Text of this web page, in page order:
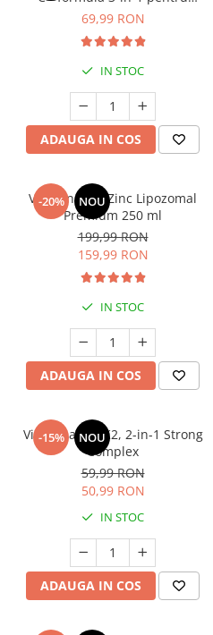
alergii respiratorii și
69,99 RON
IN STOC
ADAUGA IN COS
-20% NOU
Vitamina C + Zinc Lipozomal
Premium 250 ml
199,99 RON
159,99 RON
IN STOC
ADAUGA IN COS
-15% NOU
Vitamina D3+K2, 2-in-1 Strong
Complex
59,99 RON
50,99 RON
IN STOC
ADAUGA IN COS